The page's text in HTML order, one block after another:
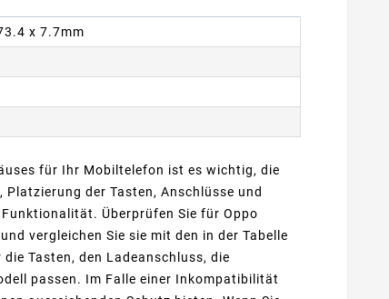
x 7.7mm
für Ihr Mobiltelefon ist es wichtig, die
der Tasten, Anschlüsse und
Überprüfen Sie für Oppo
vergleichen Sie sie mit den in der Tabelle
Tasten, den Ladeanschluss, die
passen. Im Falle einer Inkompatibilität